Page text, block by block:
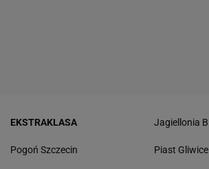
EKSTRAKLASA
Pogoń Szczecin
Jagiellonia
Piast Gliwice